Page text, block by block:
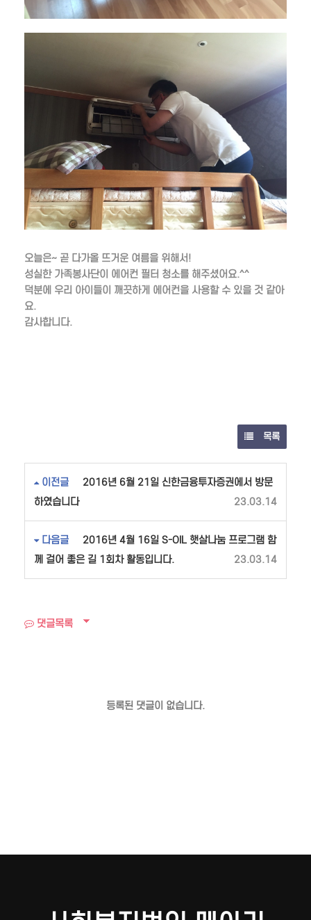
오늘은~ 곧 다가올 뜨거운 여름을 위해서!
성실한 가족봉사단이 에어컨 필터 청소를 해주셨어요.^^
덕분에 우리 아이들이 깨끗하게 에어컨을 사용할 수 있을 것 같아
요.
감사합니다.
목록
이전글
2016년 6월 21일 신한금융투자증권에서 방문
하였습니다
23.03.14
다음글
2016년 4월 16일 S-OIL 햇살나눔 프로그램 함
께 걸어 좋은 길 1회차 활동입니다.
23.03.14
댓글목록
등록된 댓글이 없습니다.